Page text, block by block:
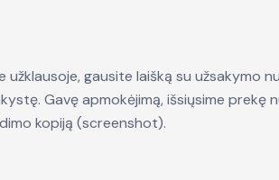
gausite laišką su užsakymo
Gavę apmokėjimą, išsiųsime
kopiją (screenshot).